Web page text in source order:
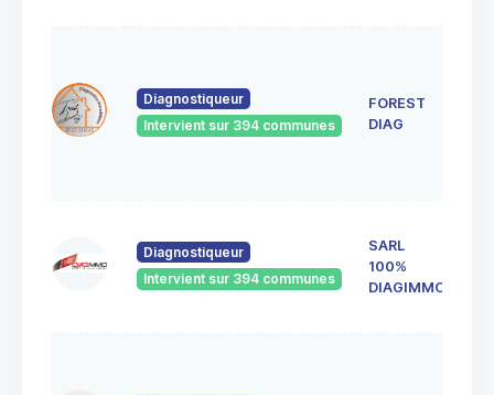
Diagnostiqueur
Intervient sur 394 communes
FOREST
DIAG
Diagnostiqueur
Intervient sur 394 communes
SARL
100%
DIAGIMMO